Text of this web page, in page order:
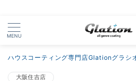
MENU
ハウスコーティング専門店Glationグラシ
大阪住吉店